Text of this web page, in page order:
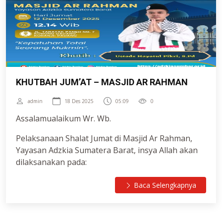
"Berprestasi Dalam Ridho ALLAH"
KHUTBAH JUM’AT – MASJID AR RAHMAN
admin 18 Des 2025 05:09 0
Assalamualaikum Wr. Wb.
Pelaksanaan Shalat Jumat di Masjid Ar Rahman,
Yayasan Adzkia Sumatera Barat, insya Allah akan
dilaksanakan pada:
Jumat, 12 Desember 2025
Baca Selengkapnya